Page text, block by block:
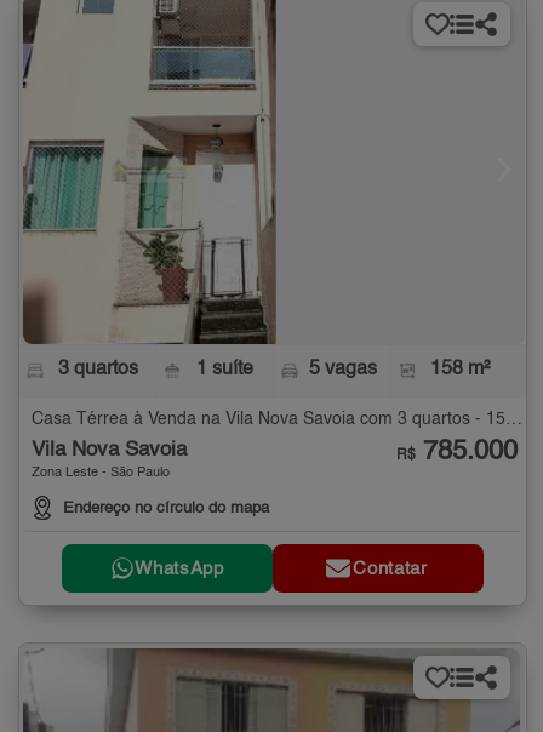
3 quartos 1 suíte 5 vagas 158 m²
Casa Térrea à Venda na Vila Nova Savoia com 3 quartos - 158 m²
Vila Nova Savoia
Zona Leste - São Paulo
Endereço no círculo do mapa
R$ 785.000
WhatsApp Contatar